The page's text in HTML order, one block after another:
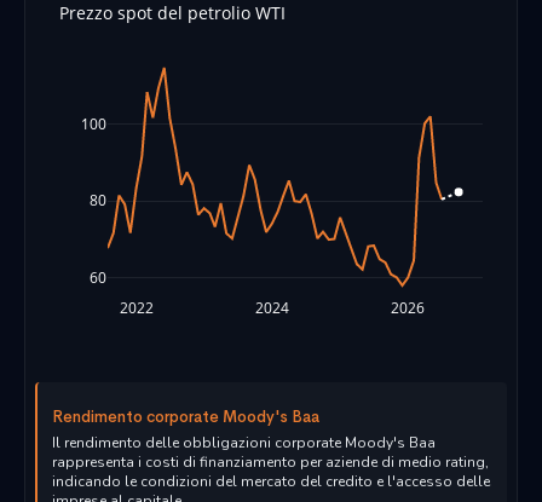
2022 2024 2026
60
80
100
Prezzo spot del petrolio WTI
Rendimento corporate Moody's Baa
Il rendimento delle obbligazioni corporate Moody's Baa
rappresenta i costi di finanziamento per aziende di medio rating,
indicando le condizioni del mercato del credito e l'accesso delle